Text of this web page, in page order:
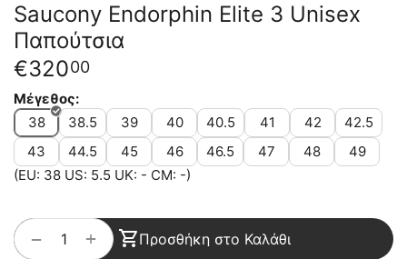
Saucony Endorphin Elite 3 Unisex
Παπούτσια
€32000
Μέγεθος:
38
38.5 39 40 40.5 41 42
42.5
43
44.5 45 46 46.5 47 48
49
(EU: 38 US: 5.5 UK: - CM: -)
+
− Προσθήκη στο Καλάθι